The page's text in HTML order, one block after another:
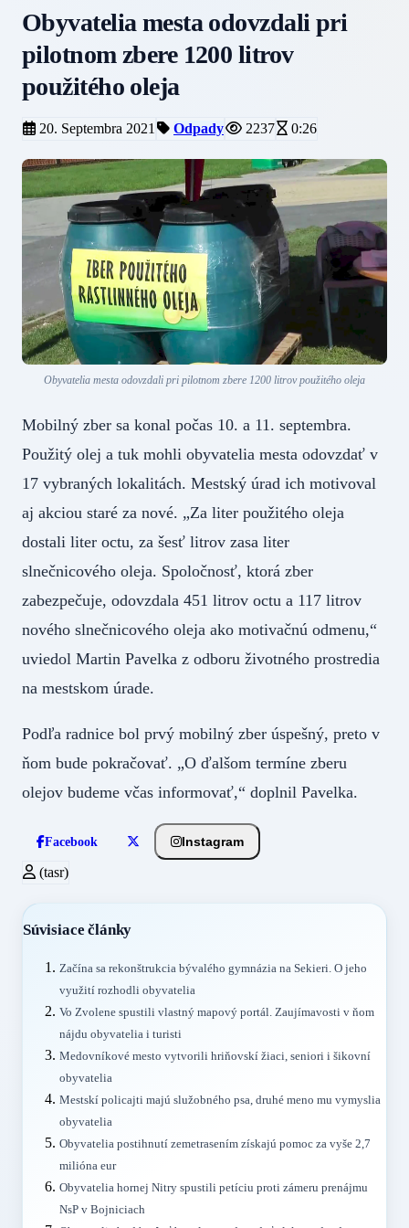
Obyvatelia mesta odovzdali pri
pilotnom zbere 1200 litrov
použitého oleja
20. Septembra 2021 Odpady 2237 0:26
Obyvatelia mesta odovzdali pri pilotnom zbere 1200 litrov použitého oleja
Mobilný zber sa konal počas 10. a 11. septembra.
Použitý olej a tuk mohli obyvatelia mesta odovzdať v
17 vybraných lokalitách. Mestský úrad ich motivoval
aj akciou staré za nové. „Za liter použitého oleja
dostali liter octu, za šesť litrov zasa liter
slnečnicového oleja. Spoločnosť, ktorá zber
zabezpečuje, odovzdala 451 litrov octu a 117 litrov
nového slnečnicového oleja ako motivačnú odmenu,“
uviedol Martin Pavelka z odboru životného prostredia
na mestskom úrade.
Podľa radnice bol prvý mobilný zber úspešný, preto v
ňom bude pokračovať. „O ďalšom termíne zberu
olejov budeme včas informovať,“ doplnil Pavelka.
Facebook Instagram
(tasr)
Súvisiace články
Začína sa rekonštrukcia bývalého gymnázia na Sekieri. O jeho
využití rozhodli obyvatelia
Vo Zvolene spustili vlastný mapový portál. Zaujímavosti v ňom
nájdu obyvatelia i turisti
Medovníkové mesto vytvorili hriňovskí žiaci, seniori i šikovní
obyvatelia
Mestskí policajti majú služobného psa, druhé meno mu vymyslia
obyvatelia
Obyvatelia postihnutí zemetrasením získajú pomoc za vyše 2,7
milióna eur
Obyvatelia hornej Nitry spustili petíciu proti zámeru prenájmu
NsP v Bojniciach